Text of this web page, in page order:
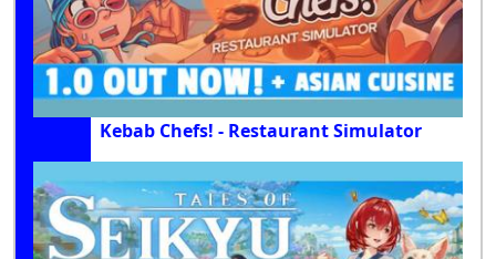
Kebab Chefs! - Restaurant Simulator